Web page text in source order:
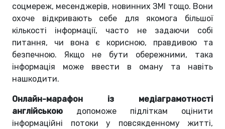
соцмереж, месенджерів, новинних ЗМІ тощо. Вони
охоче відкривають себе для якомога більшої
кількості інформації, часто не задаючи собі
питання, чи вона є корисною, правдивою та
безпечною. Якщо не бути обережними, така
інформація може ввести в оману та навіть
нашкодити.
Онлайн-марафон із медіаграмотності
англійською допоможе підліткам оцінити
інформаційні потоки у повсякденному житті,